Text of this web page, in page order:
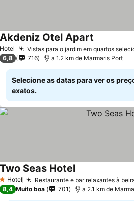
Hotel Vistas para o jardim em quartos
Akdeniz Otel Apart
6,8 716 a 1.2 km de Marmaris Port
Selecione as datas para ver os
exatos.
1 Estrelas
Hotel Restaurante e bar relaxantes à
Two Seas Hotel
8,4 Muito boa 701 a 2.1 km de